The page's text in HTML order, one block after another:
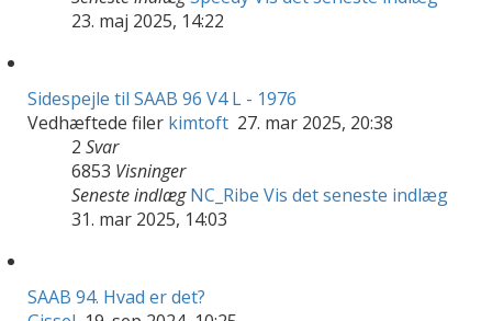
23. maj 2025, 14:22
Sidespejle til SAAB 96 V4 L - 1976
Vedhæftede filer kimtoft 27. mar 2025, 20:38
2 Svar
6853 Visninger
Seneste indlægNC_Ribe Vis det seneste indlæg
31. mar 2025, 14:03
SAAB 94. Hvad er det?